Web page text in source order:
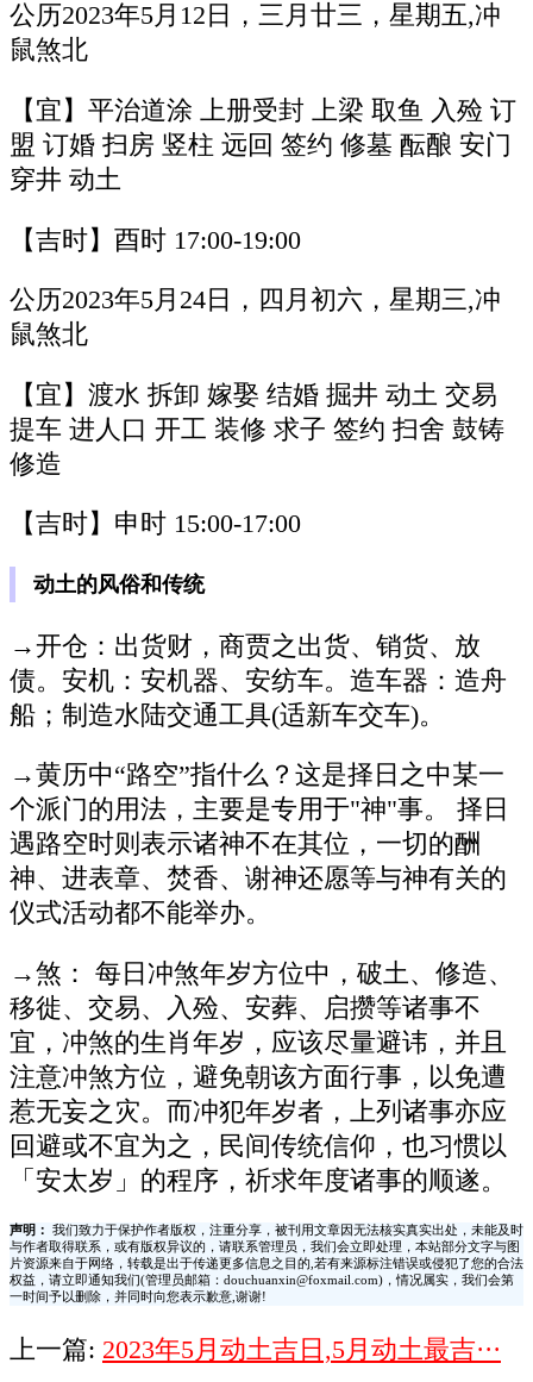
公历2023年5月12日，三月廿三，星期五,冲
鼠煞北
【宜】平治道涂 上册受封 上梁 取鱼 入殓 订
盟 订婚 扫房 竖柱 远回 签约 修墓 酝酿 安门
穿井 动土
【吉时】酉时 17:00-19:00
公历2023年5月24日，四月初六，星期三,冲
鼠煞北
【宜】渡水 拆卸 嫁娶 结婚 掘井 动土 交易
提车 进人口 开工 装修 求子 签约 扫舍 鼓铸
修造
【吉时】申时 15:00-17:00
动土的风俗和传统
→开仓：出货财，商贾之出货、销货、放
债。安机：安机器、安纺车。造车器：造舟
船；制造水陆交通工具(适新车交车)。
→黄历中“路空”指什么？这是择日之中某一
个派门的用法，主要是专用于"神"事。 择日
遇路空时则表示诸神不在其位，一切的酬
神、进表章、焚香、谢神还愿等与神有关的
仪式活动都不能举办。
→煞： 每日冲煞年岁方位中，破土、修造、
移徙、交易、入殓、安葬、启攒等诸事不
宜，冲煞的生肖年岁，应该尽量避讳，并且
注意冲煞方位，避免朝该方面行事，以免遭
惹无妄之灾。而冲犯年岁者，上列诸事亦应
回避或不宜为之，民间传统信仰，也习惯以
「安太岁」的程序，祈求年度诸事的顺遂。
声明：
我们致力于保护作者版权，注重分享，被刊用文章因无法核实真实出处，未能及时
与作者取得联系，或有版权异议的，请联系管理员，我们会立即处理，本站部分文字与图
片资源来自于网络，转载是出于传递更多信息之目的,若有来源标注错误或侵犯了您的合法
权益，请立即通知我们(管理员邮箱：douchuanxin@foxmail.com)，情况属实，我们会第
一时间予以删除，并同时向您表示歉意,谢谢!
上一篇: 2023年5月动土吉日,5月动土最吉···